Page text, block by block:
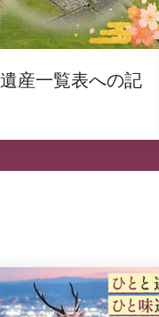
産一覧表への記